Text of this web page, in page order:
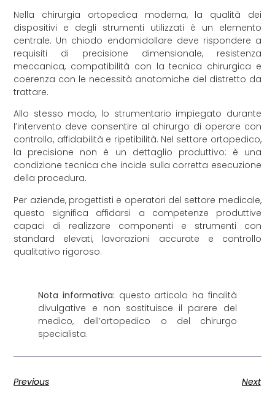
Nella chirurgia ortopedica moderna, la qualità dei
dispositivi e degli strumenti utilizzati è un elemento
centrale. Un chiodo endomidollare deve rispondere a
requisiti di precisione dimensionale, resistenza
meccanica, compatibilità con la tecnica chirurgica e
coerenza con le necessità anatomiche del distretto da
trattare.
Allo stesso modo, lo strumentario impiegato durante
l’intervento deve consentire al chirurgo di operare con
controllo, affidabilità e ripetibilità. Nel settore ortopedico,
la precisione non è un dettaglio produttivo: è una
condizione tecnica che incide sulla corretta esecuzione
della procedura.
Per aziende, progettisti e operatori del settore medicale,
questo significa affidarsi a competenze produttive
capaci di realizzare componenti e strumenti con
standard elevati, lavorazioni accurate e controllo
qualitativo rigoroso.
Nota informativa: questo articolo ha finalità
divulgative e non sostituisce il parere del
medico, dell’ortopedico o del chirurgo
specialista.
Previous
Next